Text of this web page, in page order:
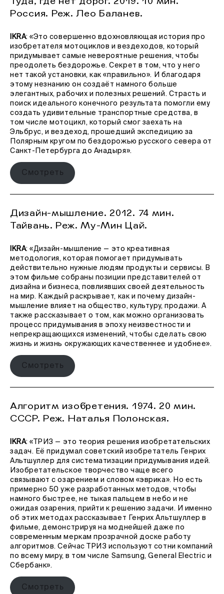
Россия. Реж. Лео Баланев.
IKRA: «Это совершенно вдохновляющая история про
изобретателя мотоциклов и вездеходов, который
придумывает самые невероятные решения, чтобы
преодолеть бездорожье. Секрет в том, что у него
нет такой установки, как «правильно». И благодаря
этому незнанию он создаёт намного больше
элегантных, рабочих и полезных решений. Страсть и
поиск идеального конечного результата помогли ему
создать удивительные транспортные средства, в
том числе мотоцикл, который смог заехать на
Эльбрус, и вездеход, прошедший экспедицию за
Полярным кругом по бездорожью русского севера от
Санкт-Петербурга до Анадыря».
Смотреть
Дизайн-мышление. 2012. 74 мин.
Тайвань. Реж. Му-Мин Цай.
IKRA: «Дизайн-мышление — это креативная
методология, которая помогает придумывать
действительно нужные людям продукты и сервисы. В
этом фильме собраны позиции представителей от
дизайна и бизнеса, повлиявших своей деятельность
на мир. Каждый раскрывает, как и почему дизайн-
мышление влияет на общество, культуру, продажи. А
также рассказывает о том, как можно организовать
процесс придумывания в эпоху неизвестности и
непрекращающихся изменений, чтобы сделать свою
жизнь и жизнь окружающих качественнее и удобнее».
Смотреть
Алгоритм изобретения. 1974. 20 мин.
СССР. Реж. Наталья Полонская.
IKRA: «ТРИЗ — это теория решения изобретательских
задач. Её придумал советский изобретатель Генрих
Альтшуллер для систематизации придумывания идей.
Изобретательское творчество чаще всего
связывают с озарением и словом «эврика». Но есть
примерно 50 уже разработанных методов, чтобы
намного быстрее, не тыкая пальцем в небо и не
ожидая озарения, прийти к решению задачи. И именно
об этих методах рассказывает Генрих Альтшуллер в
фильме, демонстрируя на моднейшей даже по
современным меркам прозрачной доске работу
алгоритмов. Сейчас ТРИЗ используют сотни компаний
по всему миру, в том числе Samsung, General Electric и
Сбербанк».
Смотреть